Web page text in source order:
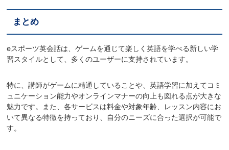
まとめ
eスポーツ英会話は、ゲームを通じて楽しく英語を学べる新しい学
習スタイルとして、多くのユーザーに支持されています。
特に、講師がゲームに精通していることや、英語学習に加えてコミ
ュニケーション能力やオンラインマナーの向上も図れる点が大きな
魅力です。また、各サービスは料金や対象年齢、レッスン内容にお
いて異なる特徴を持っており、自分のニーズに合った選択が可能で
す。